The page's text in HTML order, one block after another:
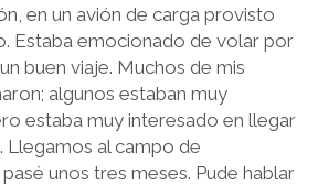
en un avión de carga provisto
Estaba emocionado de volar por
buen viaje. Muchos de mis
algunos estaban muy
estaba muy interesado en llegar
Llegamos al campo de
unos tres meses. Pude hablar